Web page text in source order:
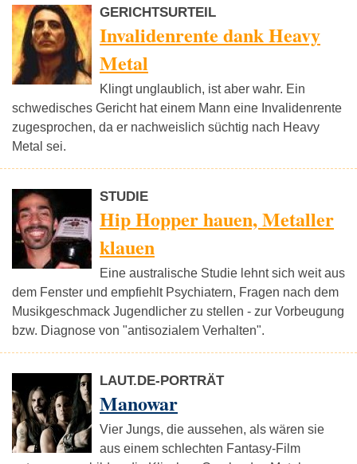
GERICHTSURTEIL
Invalidenrente dank Heavy
Metal
Klingt unglaublich, ist aber wahr. Ein
schwedisches Gericht hat einem Mann eine Invalidenrente
zugesprochen, da er nachweislich süchtig nach Heavy
Metal sei.
STUDIE
Hip Hopper hauen, Metaller
klauen
Eine australische Studie lehnt sich weit aus
dem Fenster und empfiehlt Psychiatern, Fragen nach dem
Musikgeschmack Jugendlicher zu stellen - zur Vorbeugung
bzw. Diagnose von "antisozialem Verhalten".
LAUT.DE-PORTRÄT
Manowar
Vier Jungs, die aussehen, als wären sie
aus einem schlechten Fantasy-Film